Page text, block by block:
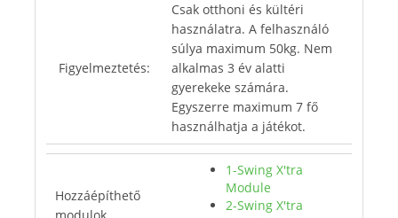
Figyelmeztetés:
Csak otthoni és kültéri
használatra. A felhasználó
súlya maximum 50kg. Nem
alkalmas 3 év alatti
gyerekeke számára.
Egyszerre maximum 7 fő
használhatja a játékot.
Hozzáépíthető
1-Swing X'tra
Module
2-Swing X'tra